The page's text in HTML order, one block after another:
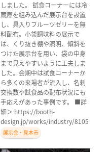
しました。 試食コーナーには冷
蔵庫を組み込んだ展示台を設置
し、具入りフルーツゼリーを無
料配布。小袋調味料の展示で
は、くり抜き棚や照明、傾斜を
つけた展示台を用い、袋の中身
まで見えやすいように工夫しま
した。会期中は試食コーナーか
ら多くの来場者が流入し、名刺
交換数や試食品の配布状況にも
手応えがあった事例です。 ■詳
細＞ https://booth-
design.jp/works/industry/8105
展示会・見本市